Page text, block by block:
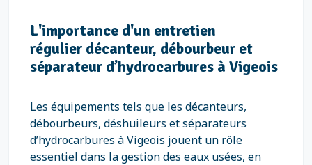
L'importance d'un entretien
régulier décanteur, débourbeur et
séparateur d’hydrocarbures à Vigeois
Les équipements tels que les décanteurs,
débourbeurs, déshuileurs et séparateurs
d’hydrocarbures à Vigeois jouent un rôle
essentiel dans la gestion des eaux usées, en